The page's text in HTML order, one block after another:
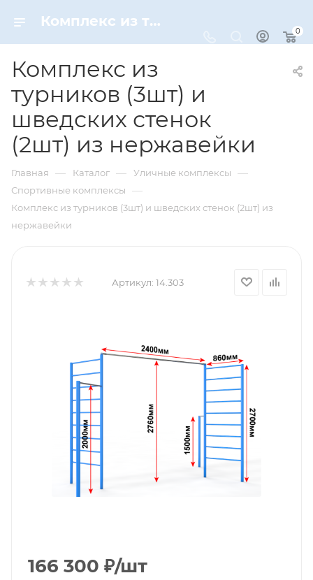
Комплекс из турников (3шт) и шведских стенок (2шт) из нержавейки – купить по цене 166300 руб. в интернет-магазине Dynamic-Sport
0
Комплекс из
турников (3шт) и
шведских стенок
(2шт) из нержавейки
Главная — Каталог — Уличные комплексы —
Спортивные комплексы —
Комплекс из турников (3шт) и шведских стенок (2шт) из
нержавейки
Артикул: 14.303
166 300 ₽/шт